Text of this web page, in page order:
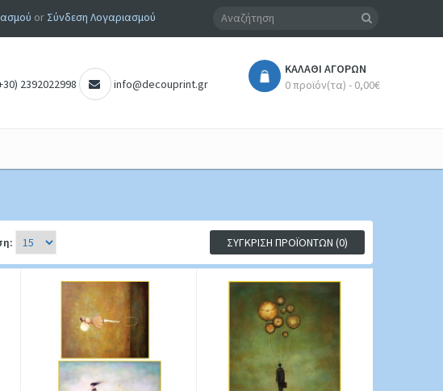
or Σύνδεση Λογαριασμού
2392022998 info@decouprint.gr
ΚΑΛΆΘΙ ΑΓΟΡΏΝ
0 προϊόν(τα) - 0,00€
ΣΎΓΚΡΙΣΗ ΠΡΟΪΌΝΤΩΝ (0)